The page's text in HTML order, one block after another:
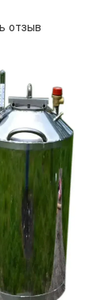
отзыв